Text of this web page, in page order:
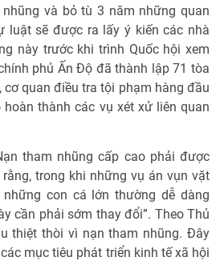
và bỏ tù 3 năm những quan
luật sẽ được ra lấy ý kiến các nhà
này trước khi trình Quốc hội xem
phủ Ấn Độ đã thành lập 71 tòa
quan điều tra tội phạm hàng đầu
thành các vụ xét xử liên quan
tham nhũng cấp cao phải được
trong khi những vụ án vụn vặt
con cá lớn thường dễ dàng
cần phải sớm thay đổi”. Theo Thủ
thiệt thòi vì nạn tham nhũng. Đây
mục tiêu phát triển kinh tế xã hội